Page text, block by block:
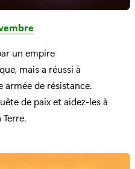
un empire
mais a réussi à
de résistance.
de paix et aidez-les à